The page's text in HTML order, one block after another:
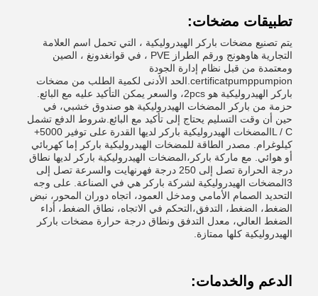
تطبيقات مضخات:
يتم تصنيع مضخات باركر الهيدروليكية ، التي تحمل اسم العلامة
التجارية هاوهونج ورقم الطراز PVE ، في قوانغدونغ ، الصين
ومعتمدة من قبل نظام إدارة الجودة
certificatpumppumpion.الحد الأدنى لكمية الطلب من مضخات
باركر الهيدروليكية هو 2pcs، والسعر يمكن التأكيد عليه مع البائع.
حزمة من باركر المضخات الهيدروليكية هو صندوق خشبي، في
حين أن وقت التسليم يحتاج إلى تأكيد مع البائع.شروط الدفع تشمل
L / Cالمضخات الهيدروليكية باركر لديها القدرة على توفير 5000+
كيلوغرام. مصدر الطاقة للمضخات الهيدروليكية باركر إما كهربائي
أو هوائي. مع ماركة باركر،المضخات الهيدروليكية باركر لديها نطاق
درجة الحرارة تصل إلى 250 درجة فهرنهايت والسرعة تصل إلى
3المضخات الهيدروليكية لشركة باركر هي في الصناعة. على وجه
التحديد الصمام الأمامي ومدخل العمود، اتجاه دوران المحور، نبض
الضغط، الضغط، التدفق،التحكم في الاتجاه، نطاق الضغط، أداء
الضغط العالي، معدل التدفق ونطاق درجة حرارة مضخات باركر
الهيدروليكية كلها ممتازة.
الدعم والخدمات: